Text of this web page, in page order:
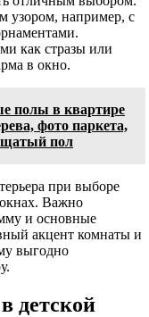
узором, например, с
как стразы или
в окно.
полы в квартире
фото паркета,
пол
при выборе
Важно
и основные
акцент комнаты и
выгодно
детской